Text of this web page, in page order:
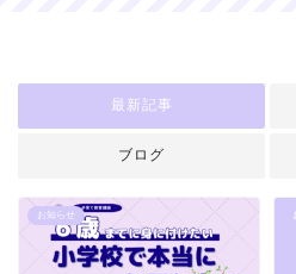
最新記事
ブログ
お知らせ